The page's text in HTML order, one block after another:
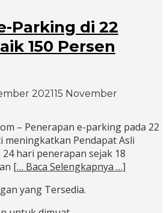
Parking di 22
150 Persen
202115 November
– Penerapan e-parking pada 22
Pendapat Asli
24 hari penerapan sejak 18
[… Baca Selengkapnya …]
yang Tersedia.